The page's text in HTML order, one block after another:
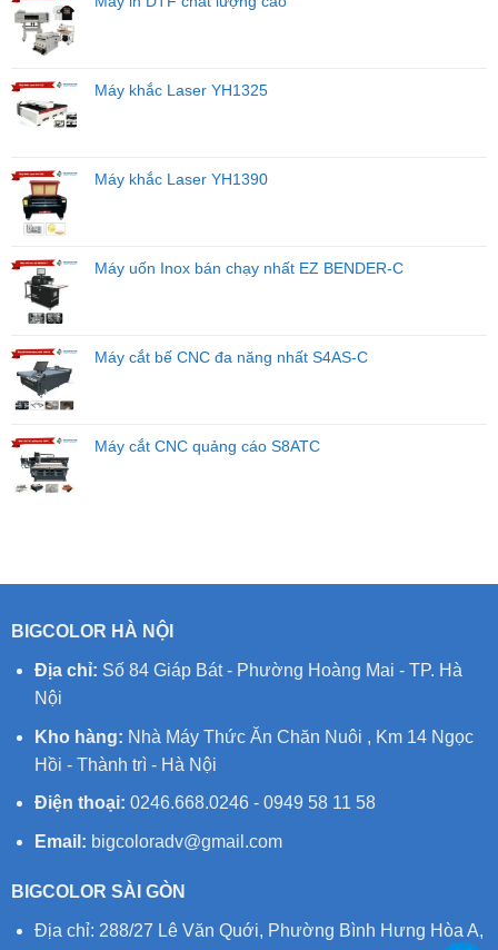
Tối
Doanh
Máy khắc Laser YH1325
Máy khắc Laser YH1390
Máy uốn Inox bán chạy nhất EZ BENDER-C
Máy cắt bế CNC đa năng nhất S4AS-C
Máy cắt CNC quảng cáo S8ATC
BIGCOLOR HÀ NỘI
Địa chỉ: Số 84 Giáp Bát - Phường Hoàng Mai - TP. Hà
Nội
Kho hàng: Nhà Máy Thức Ăn Chăn Nuôi , Km 14 Ngọc
Hồi - Thành trì - Hà Nội
Điện thoại: 0246.668.0246 - 0949 58 11 58
Email: bigcoloradv@gmail.com
BIGCOLOR SÀI GÒN
Địa chỉ: 288/27 Lê Văn Quới, Phường Bình Hưng Hòa A,